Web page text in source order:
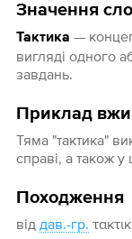
Значення
Тактика —
вигляді одного
завдань.
Приклад
Тяма "тактика"
справі, а також у
Походження
від дав.-гр.